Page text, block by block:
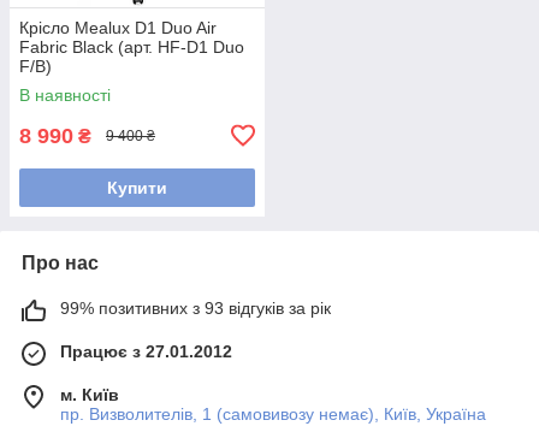
Крісло Mealux D1 Duo Air
Fabric Black (арт. HF-D1 Duo
F/B)
В наявності
8 990 ₴ 9 400 ₴
Купити
Про нас
99% позитивних з 93 відгуків за рік
Працює з 27.01.2012
м. Київ
пр. Визволителів, 1 (самовивозу немає), Київ, Україна